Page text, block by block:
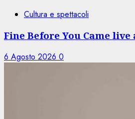
Cultura e spettacoli
Fine Before You Came live
6 Agosto 2026 0